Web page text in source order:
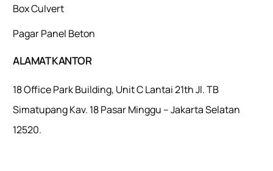
Box Culvert
Pagar Panel Beton
ALAMAT KANTOR
18 Office Park Building, Unit C Lantai 21th Jl. TB
Simatupang Kav. 18 Pasar Minggu – Jakarta Selatan
12520.